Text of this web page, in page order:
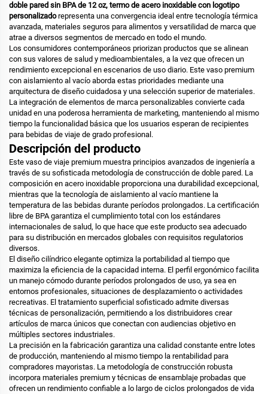
doble pared sin BPA de 12 oz, termo de acero inoxidable con logotipo
personalizadorepresenta una convergencia ideal entre tecnología térmica
avanzada, materiales seguros para alimentos y versatilidad de marca que
atrae a diversos segmentos de mercado en todo el mundo.
Los consumidores contemporáneos priorizan productos que se alinean
con sus valores de salud y medioambientales, a la vez que ofrecen un
rendimiento excepcional en escenarios de uso diario. Este vaso premium
con aislamiento al vacío aborda estas prioridades mediante una
arquitectura de diseño cuidadosa y una selección superior de materiales.
La integración de elementos de marca personalizables convierte cada
unidad en una poderosa herramienta de marketing, manteniendo al mismo
tiempo la funcionalidad básica que los usuarios esperan de recipientes
para bebidas de viaje de grado profesional.
Descripción del producto
Este vaso de viaje premium muestra principios avanzados de ingeniería a
través de su sofisticada metodología de construcción de doble pared. La
composición en acero inoxidable proporciona una durabilidad excepcional,
mientras que la tecnología de aislamiento al vacío mantiene la
temperatura de las bebidas durante períodos prolongados. La certificación
libre de BPA garantiza el cumplimiento total con los estándares
internacionales de salud, lo que hace que este producto sea adecuado
para su distribución en mercados globales con requisitos regulatorios
diversos.
El diseño cilíndrico elegante optimiza la portabilidad al tiempo que
maximiza la eficiencia de la capacidad interna. El perfil ergonómico facilita
un manejo cómodo durante períodos prolongados de uso, ya sea en
entornos profesionales, situaciones de desplazamiento o actividades
recreativas. El tratamiento superficial sofisticado admite diversas
técnicas de personalización, permitiendo a los distribuidores crear
artículos de marca únicos que conectan con audiencias objetivo en
múltiples sectores industriales.
La precisión en la fabricación garantiza una calidad constante entre lotes
de producción, manteniendo al mismo tiempo la rentabilidad para
compradores mayoristas. La metodología de construcción robusta
incorpora materiales premium y técnicas de ensamblaje probadas que
ofrecen un rendimiento confiable a lo largo de ciclos prolongados de vida